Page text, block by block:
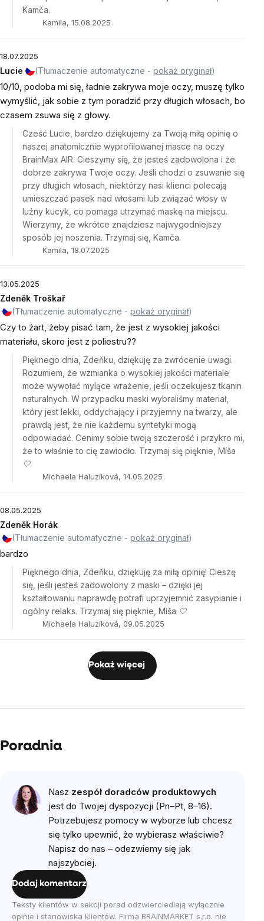
Kamča.
Kamila, 15.08.2025
18.07.2025
Lucie (Tłumaczenie automatyczne - pokaż oryginał)
10/10, podoba mi się, ładnie zakrywa moje oczy, muszę tylko
wymyślić, jak sobie z tym poradzić przy długich włosach, bo
czasem zsuwa się z głowy.
Cześć Lucie, bardzo dziękujemy za Twoją miłą opinię o
naszej anatomicznie wyprofilowanej masce na oczy
BrainMax AIR. Cieszymy się, że jesteś zadowolona i że
dobrze zakrywa Twoje oczy. Jeśli chodzi o zsuwanie się
przy długich włosach, niektórzy nasi klienci polecają
umieszczać pasek nad włosami lub związać włosy w
luźny kucyk, co pomaga utrzymać maskę na miejscu.
Wierzymy, że wkrótce znajdziesz najwygodniejszy
sposób jej noszenia. Trzymaj się, Kamča.
Kamila, 18.07.2025
13.05.2025
Zdeněk Troškař
(Tłumaczenie automatyczne - pokaż oryginał)
Czy to żart, żeby pisać tam, że jest z wysokiej jakości
materiału, skoro jest z poliestru??
Pięknego dnia, Zdeňku, dziękuję za zwrócenie uwagi.
Rozumiem, że wzmianka o wysokiej jakości materiale
może wywołać mylące wrażenie, jeśli oczekujesz tkanin
naturalnych. W przypadku maski wybraliśmy materiał,
który jest lekki, oddychający i przyjemny na twarzy, ale
prawdą jest, że nie każdemu syntetyki mogą
odpowiadać. Cenimy sobie twoją szczerość i przykro mi,
że to właśnie to cię zawiodło. Trzymaj się pięknie, Míša
🤍
Michaela Haluzíková, 14.05.2025
08.05.2025
Zdeněk Horák
(Tłumaczenie automatyczne - pokaż oryginał)
bardzo
Pięknego dnia, Zdeňku, dziękuję za miłą opinię! Cieszę
się, jeśli jesteś zadowolony z maski – dzięki jej
kształtowaniu naprawdę potrafi uprzyjemnić zasypianie i
ogólny relaks. Trzymaj się pięknie, Míša 🤍
Michaela Haluzíková, 09.05.2025
Pokaż więcej
Poradnia
Nasz zespół doradców produktowych
jest do Twojej dyspozycji (Pn–Pt, 8–16).
Potrzebujesz pomocy w wyborze lub chcesz
się tylko upewnić, że wybierasz właściwie?
Napisz do nas – odezwiemy się jak
najszybciej.
Dodaj komentarz
Teksty klientów w sekcji porad odzwierciedlają wyłącznie
opinie i stanowiska klientów. Firma BRAINMARKET s.r.o. nie